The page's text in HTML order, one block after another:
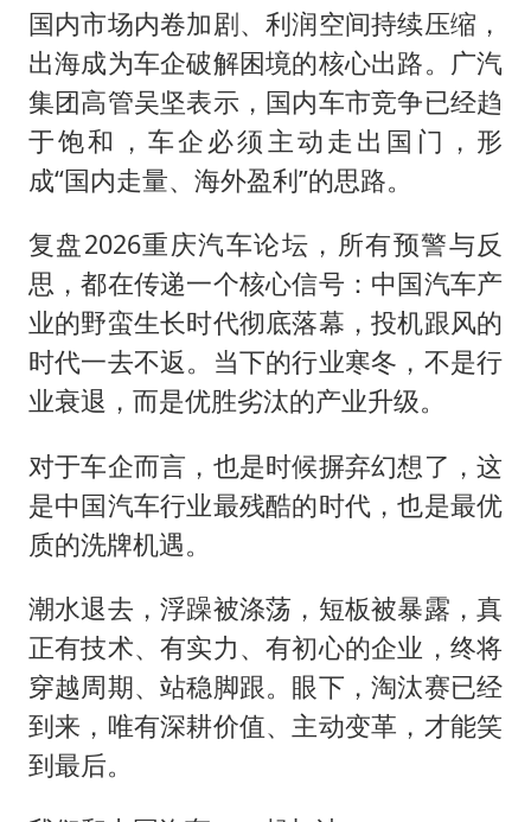
国内市场内卷加剧、利润空间持续压缩，
出海成为车企破解困境的核心出路。广汽
集团高管吴坚表示，国内车市竞争已经趋
于饱和，车企必须主动走出国门，形
成“国内走量、海外盈利”的思路。
复盘2026重庆汽车论坛，所有预警与反
思，都在传递一个核心信号：中国汽车产
业的野蛮生长时代彻底落幕，投机跟风的
时代一去不返。当下的行业寒冬，不是行
业衰退，而是优胜劣汰的产业升级。
对于车企而言，也是时候摒弃幻想了，这
是中国汽车行业最残酷的时代，也是最优
质的洗牌机遇。
潮水退去，浮躁被涤荡，短板被暴露，真
正有技术、有实力、有初心的企业，终将
穿越周期、站稳脚跟。眼下，淘汰赛已经
到来，唯有深耕价值、主动变革，才能笑
到最后。